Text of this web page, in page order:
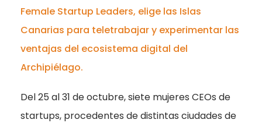
Female Startup Leaders, elige las Islas
Canarias para teletrabajar y experimentar las
ventajas del ecosistema digital del
Archipiélago.
Del 25 al 31 de octubre, siete mujeres CEOs de
startups, procedentes de distintas ciudades de